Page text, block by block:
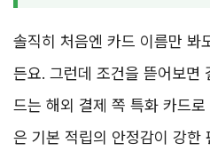
솔직히 처음엔 카드 이름만 봐
든요. 그런데 조건을 뜯어보면
드는 해외 결제 쪽 특화 카드
은 기본 적립의 안정감이 강한